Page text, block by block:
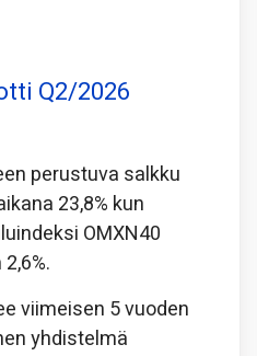
Q2/2026
perustuva salkku
23,8% kun
OMXN40
viimeisen 5 vuoden
yhdistelmä